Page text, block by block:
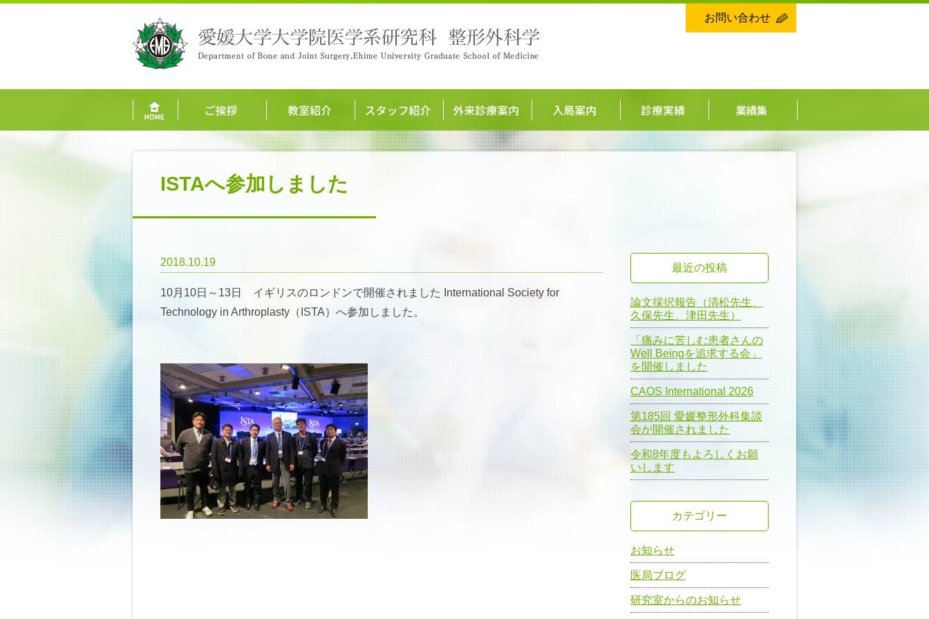
お問い合わせ
ISTAへ参加しました
2018.10.19
10月10日～13日 イギリスのロンドンで開催されました International Society for
Technology in Arthroplasty（ISTA）へ参加しました。
最近の投稿
論文採択報告（清松先生、
久保先生、津田先生）
「痛みに苦しむ患者さんの
Well Beingを追求する会」
を開催しました
CAOS International 2026
第185回 愛媛整形外科集談
会が開催されました
令和8年度もよろしくお願
いします
カテゴリー
お知らせ
医局ブログ
研究室からのお知らせ